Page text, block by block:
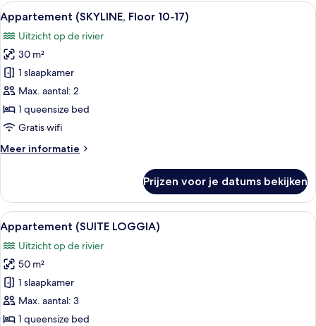
Alle
foto's
voor
Appartement
(SKYLINE,
Floor
10-
17)
Een hotelkamer met een groot
20
Appartement (SKYLINE, Floor 10-17)
Uitzicht op de rivier
30 m²
1 slaapkamer
Max. aantal: 2
1 queensize bed
Gratis wifi
Meer informatie
Meer
(SKYLINE,
Floor
10-
17)
Prijzen voor je datums bekijken
Alle
foto's
voor
Appartement
(SUITE
LOGGIA)
laden
Een moderne hotelkamer met een
33
Appartement (SUITE LOGGIA)
Uitzicht op de rivier
50 m²
1 slaapkamer
Max. aantal: 3
1 queensize bed